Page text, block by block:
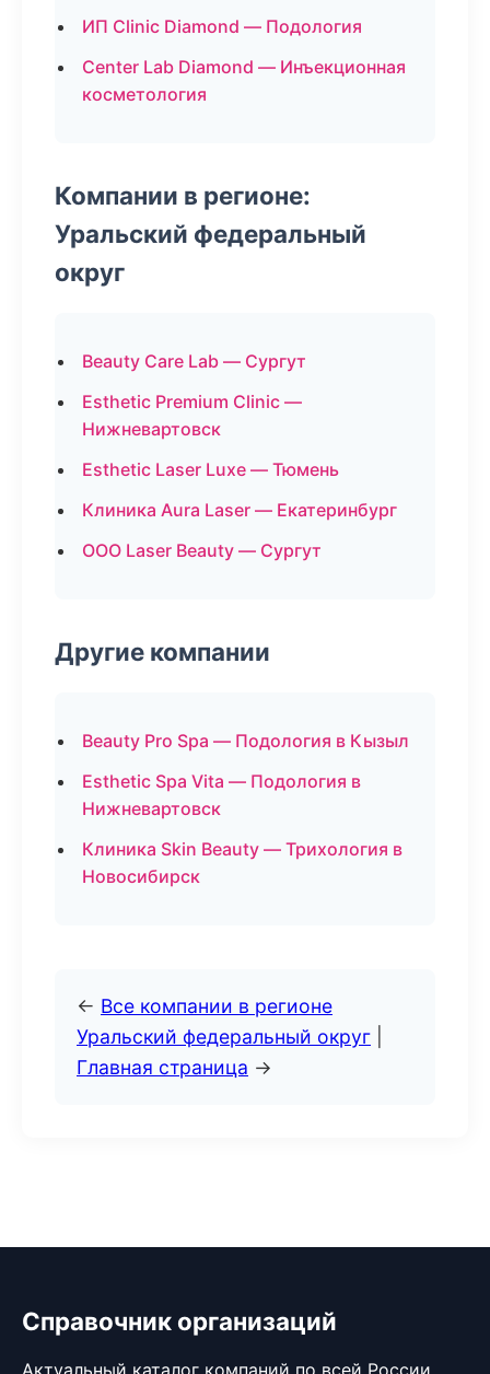
ИП Clinic Diamond — Подология
Center Lab Diamond — Инъекционная
косметология
Компании в регионе:
Уральский федеральный
округ
Beauty Care Lab — Сургут
Esthetic Premium Clinic —
Нижневартовск
Esthetic Laser Luxe — Тюмень
Клиника Aura Laser — Екатеринбург
ООО Laser Beauty — Сургут
Другие компании
Beauty Pro Spa — Подология в Кызыл
Esthetic Spa Vita — Подология в
Нижневартовск
Клиника Skin Beauty — Трихология в
Новосибирск
← Все компании в регионе
Уральский федеральный округ
Главная страница →
Справочник организаций
Актуальный каталог компаний по всей России